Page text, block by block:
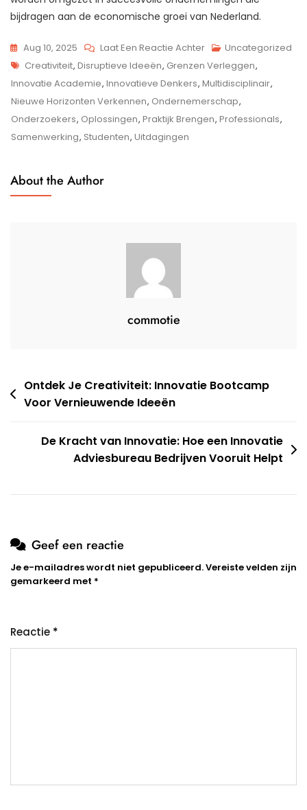
bijdragen aan de economische groei van Nederland.
Aug 10, 2025 Laat Een Reactie AchterOp
De
Innovatie
Academie:
Broeinest
Uncategorized
Tags
Creativiteit, Disruptieve Ideeën, Grenzen Verleggen,
Innovatie Academie, Innovatieve Denkers, Multidisciplinair,
Nieuwe Horizonten Verkennen, Ondernemerschap,
Onderzoekers, Oplossingen, Praktijk Brengen, Professionals,
Samenwerking, Studenten, Uitdagingen
About the Author
commotie
Berichtnavigatie
Ontdek Je Creativiteit: Innovatie Bootcamp
Voor Vernieuwende Ideeën
De Kracht van Innovatie: Hoe een Innovatie
Adviesbureau Bedrijven Vooruit Helpt
Geef een reactie
Je e-mailadres wordt niet gepubliceerd.Vereiste velden zijn
gemarkeerd met *
Reactie *